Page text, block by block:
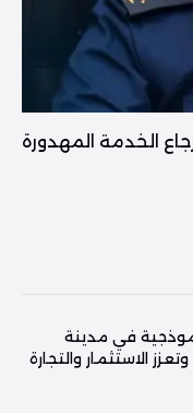
الخدمة المهدورة
في مدينة
الاستثمار والتجارة